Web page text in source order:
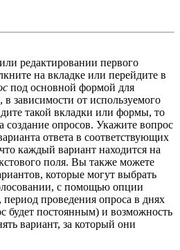
редактировании первого
на вкладке или перейдите в
под основной формой для
в зависимости от используемого
такой вкладки или формы, то
создание опросов. Укажите вопрос
ответа в соответствующих
каждый вариант находится на
поля. Вы также можете
которые могут выбрать
с помощью опции
период проведения опроса в днях
будет постоянным) и возможность
вариант, за который они